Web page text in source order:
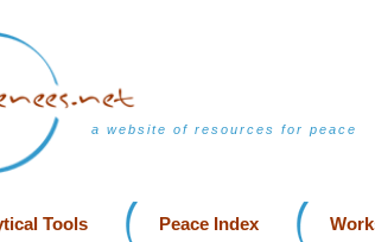
a website of resources for peace
Tools Peace Index